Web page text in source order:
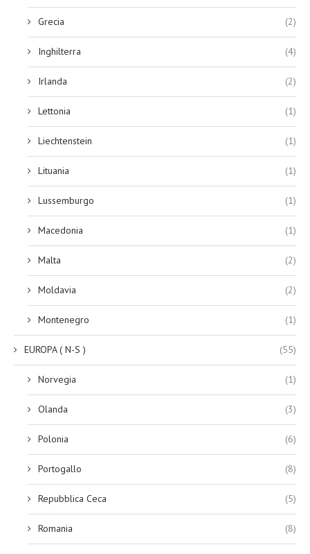
Grecia (2)
Inghilterra (4)
Irlanda (2)
Lettonia (1)
Liechtenstein (1)
Lituania (1)
Lussemburgo (1)
Macedonia (1)
Malta (2)
Moldavia (2)
Montenegro (1)
EUROPA ( N-S ) (55)
Norvegia (1)
Olanda (3)
Polonia (6)
Portogallo (8)
Repubblica Ceca (5)
Romania (8)